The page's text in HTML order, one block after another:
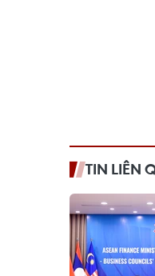
TIN LIÊN